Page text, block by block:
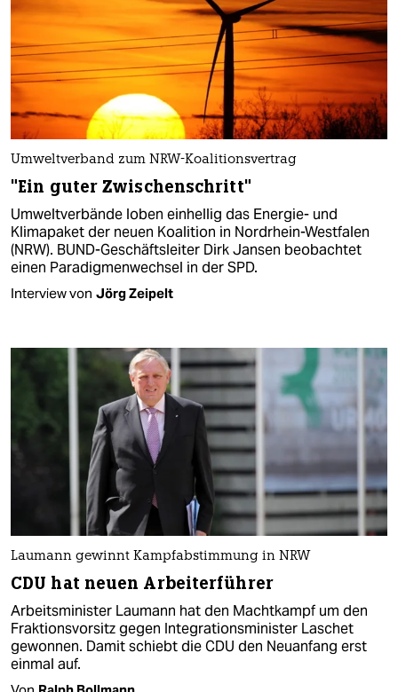
Umweltverband zum NRW-Koalitionsvertrag
"Ein guter Zwischenschritt"
Umweltverbände loben einhellig das Energie- und
Klimapaket der neuen Koalition in Nordrhein-Westfalen
(NRW). BUND-Geschäftsleiter Dirk Jansen beobachtet
einen Paradigmenwechsel in der SPD.
Interview von Jörg Zeipelt
Laumann gewinnt Kampfabstimmung in NRW
CDU hat neuen Arbeiterführer
Arbeitsminister Laumann hat den Machtkampf um den
Fraktionsvorsitz gegen Integrationsminister Laschet
gewonnen. Damit schiebt die CDU den Neuanfang erst
einmal auf.